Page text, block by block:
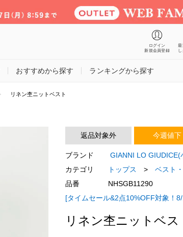
ログイン
新規会員登録
最
し
おすすめから探す ランキングから探す
リネン杢ニットベスト
返品対象外 今週値下
ブランド
GIANNI LO
カテゴリ
トップス >
ベスト
品番
NHSGB11290
[タイムセール&2点10%OFF対象！
リネン杢ニットベス